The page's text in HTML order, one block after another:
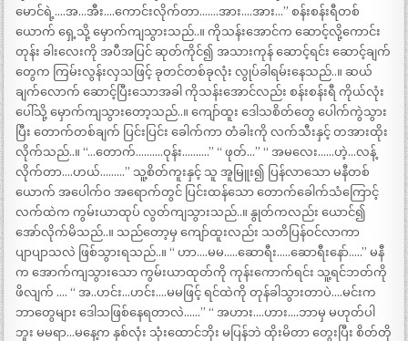
မောင်ရဲ့….အ…အီး….ကောင်းလိုက်တာ…….အား….အား…” စန်းစန်းရီတစ်
ယောက် ရှေ့သို့ မှောက်ကျသွားသည်..။ ကိုသန်းအောင်က ဆောင့်လို့ကောင်း
တုန်း ခါးလေးကို အပီအပြင် ဆုတ်ကိုင်၍ အသားကုန် ဆောင့်ရင်း ဆောင့်ချက်
တွေက ကြမ်းလွန်းလှသဖြင့် ခုတင်တစ်ခုလုံး လွုပ်ခါရမ်းနေသည်..။ ဆယ်
ချက်လောက် ဆောင့်ပြီးသောအခါ ကိုသန်းအောင်လည်း စန်းစန်းရီ ကိုယ်လုံး
ပေါ်သို့ မှောက်ကျသွားတော့သည်..။ ကျော်ထူး ဒေါသစိတ်တွေ ပေါက်ကွဲသွား
ပြီး တောက်တစ်ချက် ပြင်းပြင်း ခေါက်ကာ တံခါးကို လက်သီးနှင့် တအားထိုး
လိုက်သည်..။ “…တောက်……….ဝုန်း……….” “ ဖုတ်…” “ အမလေး……ဟဲ့…လန့်
လိုက်တာ….ဟယ်………” သူ့စိတ်ကူးနှင့် သူ အူမြူး၍ ပြန်လာသော မနီတစ်
ယောက် အပေါက်ဝ အရောက်တွင် ပြင်းထန်သော တောက်ခေါက်သံကြောင့်
လက်ထဲက ကွမ်းယာထုပ် လွတ်ကျသွားသည်..။ နွုတ်ကလည်း ယောင်၍
အော်လိုက်မိသည်..။ သည်တော့မှ ကျော်ထူးလည်း သတိပြန်ဝင်လာကာ
ပျာပျာသလဲ ဖြစ်သွားရသည်..။ “ ဟာ….မမ…..ဆောရီး…..ဆောရီးနော်…..” မနီ
က အောက်ကျသွားသော ကွမ်းယာထုတ်ကို ကုန်းကောက်ရင်း သူ့ရင်ဘတ်ကို
ဖိလျက် …. “ အ..ဟင်း…ဟင်း….မမဖြင့် ရင်ထဲကို တုန်ခါသွားတာပဲ….မင်းက
ဘာတွေများ ဒေါသဖြစ်နေရတာလဲ……” “ အဟား….ဟား….ဘာမှ မဟုတ်ပါ
ဘူး မမရာ…မနေ့က နှစ်လုံး သုံးထောင်ဘိုး မပြန်ဘဲ ထိုးမိတာ တွေးပြီး စိတ်တို